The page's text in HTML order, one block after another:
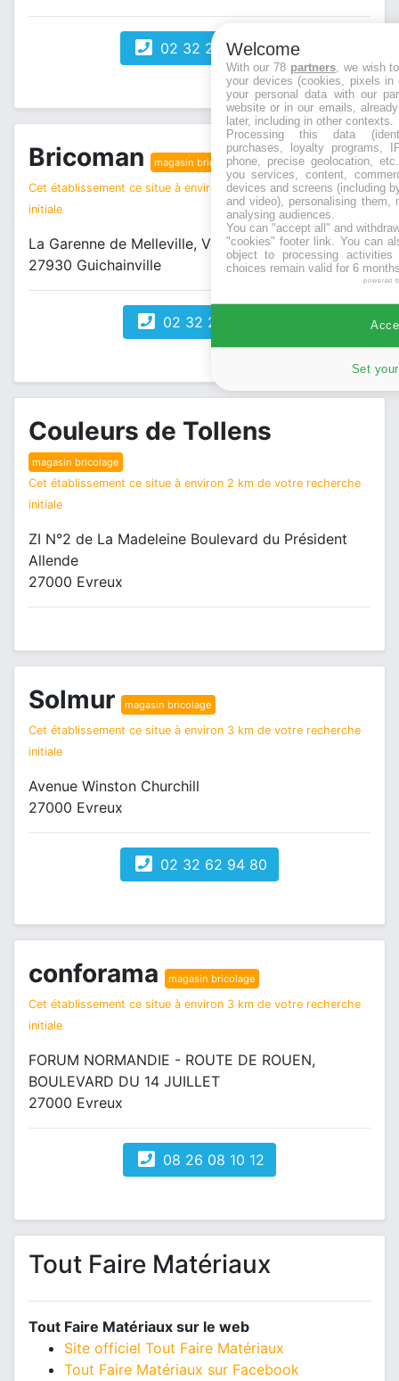
02 32 23 26 58
Bricoman magasin bricolage
Cet établissement ce situe à environ 2 km de votre recherche
initiale
La Garenne de Melleville, Voie de Long Buisson
27930 Guichainville
02 32 23 51 51
Couleurs de Tollens
magasin bricolage
Cet établissement ce situe à environ 2 km de votre recherche
initiale
ZI N°2 de La Madeleine Boulevard du Président
Allende
27000 Evreux
Solmur magasin bricolage
Cet établissement ce situe à environ 3 km de votre recherche
initiale
Avenue Winston Churchill
27000 Evreux
02 32 62 94 80
conforama magasin bricolage
Cet établissement ce situe à environ 3 km de votre recherche
initiale
FORUM NORMANDIE - ROUTE DE ROUEN,
BOULEVARD DU 14 JUILLET
27000 Evreux
08 26 08 10 12
Tout Faire Matériaux
Tout Faire Matériaux sur le web
Site officiel Tout Faire Matériaux
Tout Faire Matériaux sur Facebook
Welcome
With our 78 partners, we wish
your devices (cookies, pixels
your personal data with our
website or in our emails,
later, including in other contexts.
Processing this data
purchases, loyalty programs,
phone, precise geolocation,
you services, content,
devices and screens (including
and video), personalising them,
analysing audiences.
You can "accept all" and
"cookies" footer link . You can
object to processing
choices remain valid for 6
powered
Set